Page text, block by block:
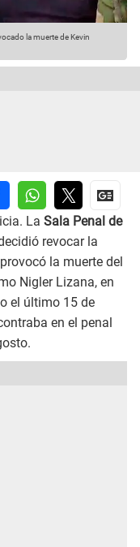
la muerte de Kevin
La Sala Penal de
revocar la
la muerte del
Nigler Lizana, en
el último 15 de
en el penal